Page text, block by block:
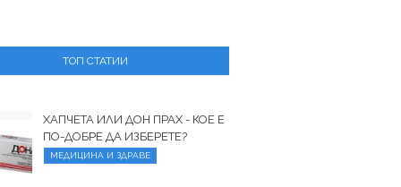
ТОП СТАТИИ
ХАПЧЕТА ИЛИ ДОН ПРАХ - КОЕ Е
ПО-ДОБРЕ ДА ИЗБЕРЕТЕ?
МЕДИЦИНА И ЗДРАВЕ